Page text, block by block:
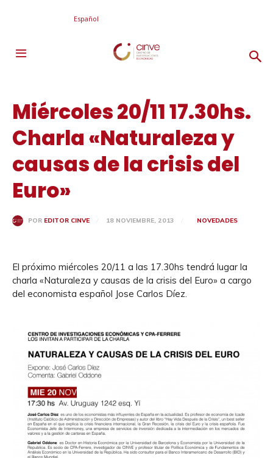
Español
Miércoles 20/11 17.30hs.
Charla «Naturaleza y
causas de la crisis del
Euro»
POR EDITOR CINVE 18 NOVIEMBRE, 2013 NOVEDADES
El próximo miércoles 20/11 a las 17.30hs tendrá lugar la
charla «Naturaleza y causas de la crisis del Euro» a cargo
del economista español Jose Carlos Díez.